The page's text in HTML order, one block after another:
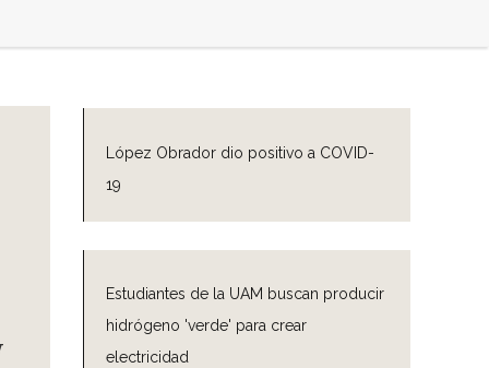
López Obrador dio positivo a COVID-
19
Estudiantes de la UAM buscan producir
hidrógeno 'verde' para crear
electricidad